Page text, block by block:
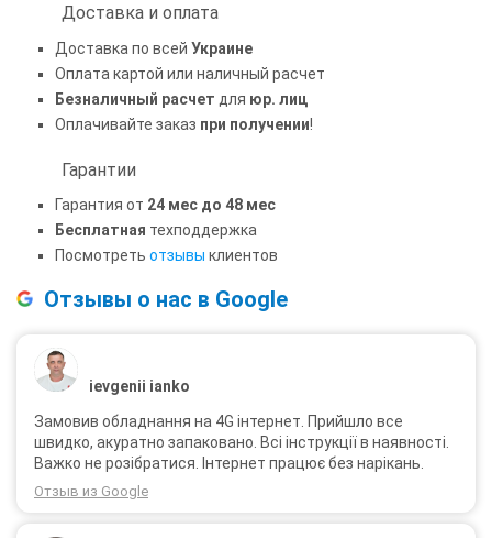
Доставка и оплата
Доставка по всей Украине
Оплата картой или наличный расчет
Безналичный расчет для юр. лиц
Оплачивайте заказ при получении!
Гарантии
Гарантия от 24 мес до 48 мес
Бесплатная техподдержка
Посмотреть отзывы клиентов
Отзывы о нас в Google
ievgenii ianko
Замовив обладнання на 4G інтернет. Прийшло все
швидко, акуратно запаковано. Всі інструкції в наявності.
Важко не розібратися. Інтернет працює без нарікань.
Отзыв из Google